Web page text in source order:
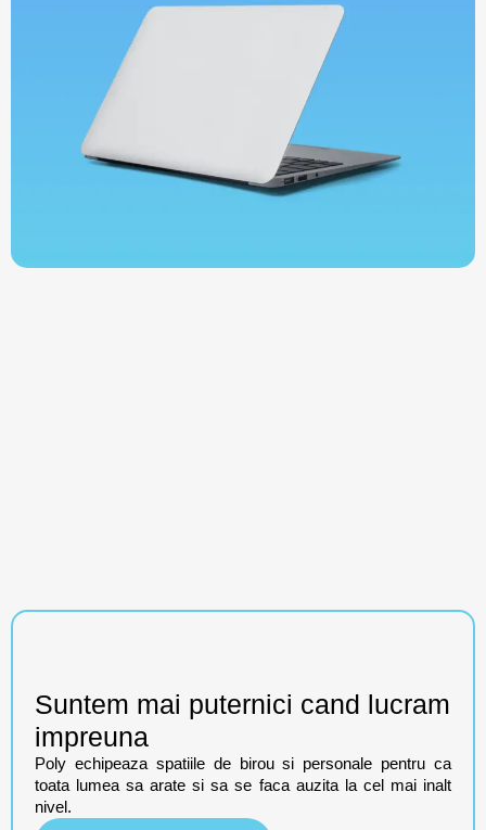
Suntem mai puternici cand lucram
impreuna
Poly echipeaza spatiile de birou si personale pentru ca
toata lumea sa arate si sa se faca auzita la cel mai inalt
nivel.